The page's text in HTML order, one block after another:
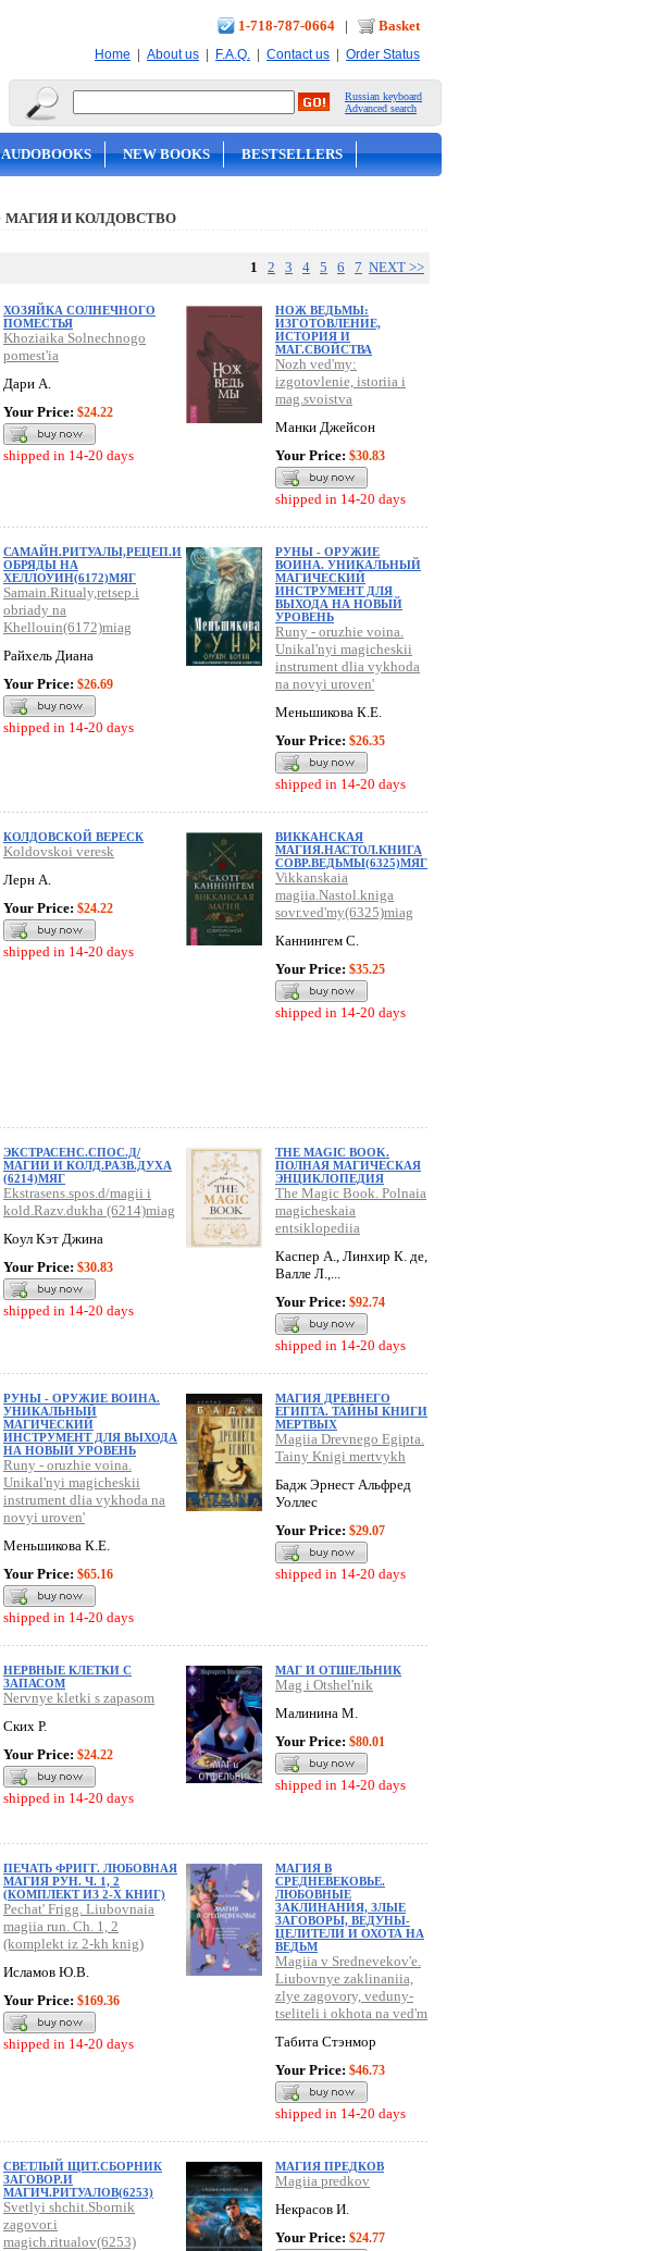
1-718-787-0664 | Basket
Home | About us | F.A.Q. | Contact us | Order Status
Russian keyboard
Advanced search
AUDOBOOKS NEW BOOKS BESTSELLERS
МАГИЯ И КОЛДОВСТВО
1 2 3 4 5 6 7 NEXT >>
ХОЗЯЙКА СОЛНЕЧНОГО
ПОМЕСТЬЯ
Khoziaika Solnechnogo
pomest'ia
Дари А.
Your Price: $24.22
shipped in 14-20 days
НОЖ ВЕДЬМЫ:
ИЗГОТОВЛЕНИЕ,
ИСТОРИЯ И
МАГ.СВОЙСТВА
Nozh ved'my:
izgotovlenie, istoriia i
mag.svoistva
Манки Джейсон
Your Price: $30.83
shipped in 14-20 days
САМАЙН.РИТУАЛЫ,РЕЦЕП.И
ОБРЯДЫ НА
ХЕЛЛОУИН(6172)МЯГ
Samain.Ritualy,retsep.i
obriady na
Khellouin(6172)miag
Райхель Диана
Your Price: $26.69
shipped in 14-20 days
РУНЫ - ОРУЖИЕ
ВОИНА. УНИКАЛЬНЫЙ
МАГИЧЕСКИЙ
ИНСТРУМЕНТ ДЛЯ
ВЫХОДА НА НОВЫЙ
УРОВЕНЬ
Runy - oruzhie voina.
Unikal'nyi magicheskii
instrument dlia vykhoda
na novyi uroven'
Меньшикова К.Е.
Your Price: $26.35
shipped in 14-20 days
КОЛДОВСКОЙ ВЕРЕСК
Koldovskoi veresk
Лерн А.
Your Price: $24.22
shipped in 14-20 days
ВИККАНСКАЯ
МАГИЯ.НАСТОЛ.КНИГА
СОВР.ВЕДЬМЫ(6325)МЯГ
Vikkanskaia
magiia.Nastol.kniga
sovr.ved'my(6325)miag
Каннингем С.
Your Price: $35.25
shipped in 14-20 days
ЭКСТРАСЕНС.СПОС.Д/
МАГИИ И КОЛД.РАЗВ.ДУХА
(6214)МЯГ
Ekstrasens.spos.d/magii i
kold.Razv.dukha (6214)miag
Коул Кэт Джина
Your Price: $30.83
shipped in 14-20 days
THE MAGIC BOOK.
ПОЛНАЯ МАГИЧЕСКАЯ
ЭНЦИКЛОПЕДИЯ
The Magic Book. Polnaia
magicheskaia
entsiklopediia
Каспер А., Линхир К. де,
Валле Л.,...
Your Price: $92.74
shipped in 14-20 days
РУНЫ - ОРУЖИЕ ВОИНА.
УНИКАЛЬНЫЙ
МАГИЧЕСКИЙ
ИНСТРУМЕНТ ДЛЯ ВЫХОДА
НА НОВЫЙ УРОВЕНЬ
Runy - oruzhie voina.
Unikal'nyi magicheskii
instrument dlia vykhoda na
novyi uroven'
Меньшикова К.Е.
Your Price: $65.16
shipped in 14-20 days
МАГИЯ ДРЕВНЕГО
ЕГИПТА. ТАЙНЫ КНИГИ
МЕРТВЫХ
Magiia Drevnego Egipta.
Tainy Knigi mertvykh
Бадж Эрнест Альфред
Уоллес
Your Price: $29.07
shipped in 14-20 days
НЕРВНЫЕ КЛЕТКИ С
ЗАПАСОМ
Nervnye kletki s zapasom
Ских Р.
Your Price: $24.22
shipped in 14-20 days
МАГ И ОТШЕЛЬНИК
Mag i Otshel'nik
Малинина М.
Your Price: $80.01
shipped in 14-20 days
ПЕЧАТЬ ФРИГГ. ЛЮБОВНАЯ
МАГИЯ РУН. Ч. 1, 2
(КОМПЛЕКТ ИЗ 2-Х КНИГ)
Pechat' Frigg. Liubovnaia
magiia run. Ch. 1, 2
(komplekt iz 2-kh knig)
Исламов Ю.В.
Your Price: $169.36
shipped in 14-20 days
МАГИЯ В
СРЕДНЕВЕКОВЬЕ.
ЛЮБОВНЫЕ
ЗАКЛИНАНИЯ, ЗЛЫЕ
ЗАГОВОРЫ, ВЕДУНЫ-
ЦЕЛИТЕЛИ И ОХОТА НА
ВЕДЬМ
Magiia v Srednevekov'e.
Liubovnye zaklinaniia,
zlye zagovory, veduny-
tseliteli i okhota na ved'm
Табита Стэнмор
Your Price: $46.73
shipped in 14-20 days
СВЕТЛЫЙ ЩИТ.СБОРНИК
ЗАГОВОР.И
МАГИЧ.РИТУАЛОВ(6253)
Svetlyi shchit.Sbornik
zagovor.i
magich.ritualov(6253)
МАГИЯ ПРЕДКОВ
Magiia predkov
Некрасов И.
Your Price: $24.77